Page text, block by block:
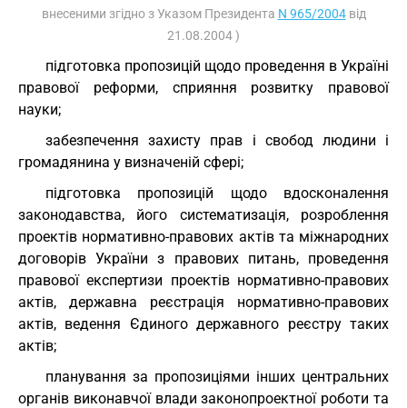
внесеними згідно з Указом Президента N 965/2004від
21.08.2004 )
підготовка пропозицій щодо проведення в Україні
правової реформи, сприяння розвитку правової
науки;
забезпечення захисту прав і свобод людини і
громадянина у визначеній сфері;
підготовка пропозицій щодо вдосконалення
законодавства, його систематизація, розроблення
проектів нормативно-правових актів та міжнародних
договорів України з правових питань, проведення
правової експертизи проектів нормативно-правових
актів, державна реєстрація нормативно-правових
актів, ведення Єдиного державного реєстру таких
актів;
планування за пропозиціями інших центральних
органів виконавчої влади законопроектної роботи та